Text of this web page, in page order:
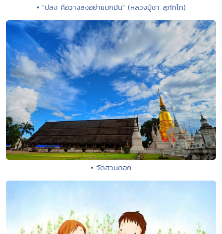
• "ปลง คือวางลงอย่าแบกมัน" (หลวงปู่ชา สุภัทโท)
• วัดสวนดอก